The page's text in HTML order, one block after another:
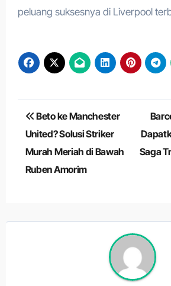
peluang suksesnya di Liverpool
Navigasi
pos
Beto ke Manchester
United? Solusi Striker
Murah Meriah di Bawah
Ruben Amorim
Saga